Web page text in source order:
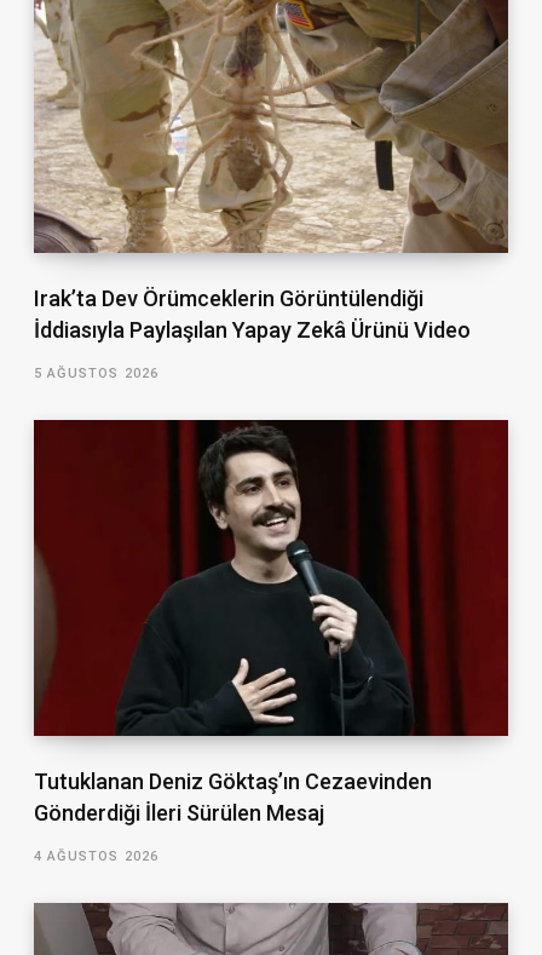
Irak’ta Dev Örümceklerin Görüntülendiği
İddiasıyla Paylaşılan Yapay Zekâ Ürünü Video
5 AĞUSTOS 2026
Tutuklanan Deniz Göktaş’ın Cezaevinden
Gönderdiği İleri Sürülen Mesaj
4 AĞUSTOS 2026